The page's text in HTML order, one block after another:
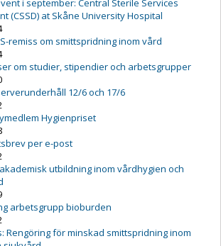
i september: Central Sterile Services
(CSSD) at Skåne University Hospital
remiss om smittspridning inom vård
om studier, stipendier och arbetsgrupper
12/6 och 17/6
Hygienpriset
per e-post
utbildning inom vårdhygien och
arbetsgrupp bioburden
Rengöring för minskad smittspridning inom